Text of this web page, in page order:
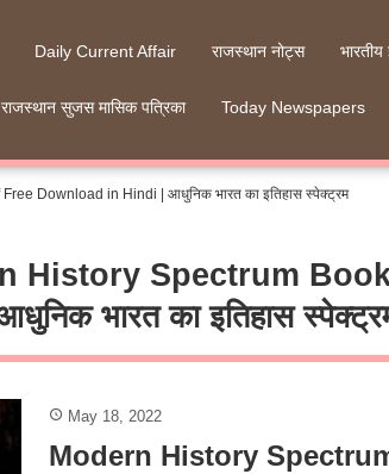
Daily Current Affair राजस्थान नोट्स भारतीय
राजस्थान सुजस मासिक पत्रिका Today Newspapers
Download in Hindi | आधुनिक भारत का इतिहास स्पेक्ट्रम
History Spectrum
भारत का इतिहास
May 18, 2022
Modern History